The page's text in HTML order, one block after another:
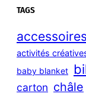
a
c
h
TAGS
activités
baby blanket
carton châle